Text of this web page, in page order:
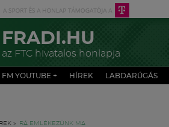
FRADI.HU
az FTC hivatalos honlapja
FM YOUTUBE + HÍREK LABDARÚGÁS
» RÁ EMLÉKEZÜNK MA